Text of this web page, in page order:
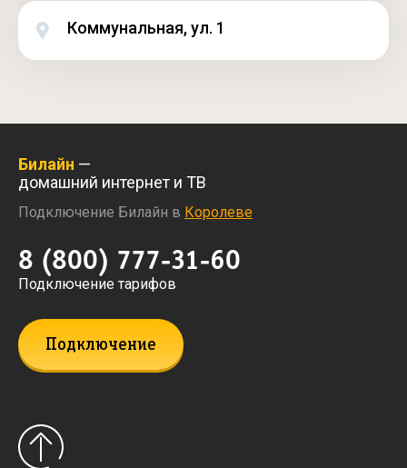
Коммунальная, ул. 1
Билайн —
домашний интернет и ТВ
Подключение Билайн в Королеве
8 (800) 777-31-60
Подключение тарифов
Подключение